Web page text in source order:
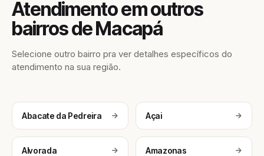
Atendimento em outros
bairros de Macapá
Selecione outro bairro pra ver detalhes específicos do
atendimento na sua região.
Abacate da Pedreira Açai
Alvorada Amazonas